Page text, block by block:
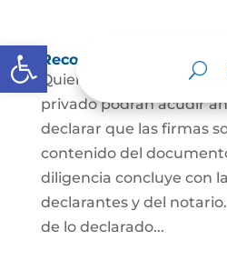
Abrir barra de herramientas
Reconocimiento de
Quienes hayan firmado
privado podrán acudir
declarar que las firmas
contenido del
diligencia concluye con
declarantes y del
de lo declarado...